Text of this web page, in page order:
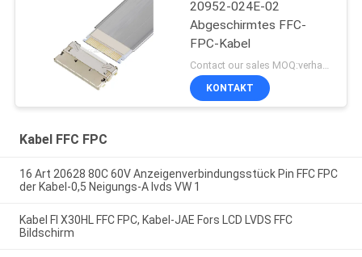
20952-024E-02
Abgeschirmtes FFC-
FPC-Kabel
Contact our sales MOQ:verhandelbar
KONTAKT
Kabel FFC FPC
16 Art 20628 80C 60V Anzeigenverbindungsstück Pin FFC FPC
der Kabel-0,5 Neigungs-A lvds VW 1
Kabel FI X30HL FFC FPC, Kabel-JAE Fors LCD LVDS FFC
Bildschirm